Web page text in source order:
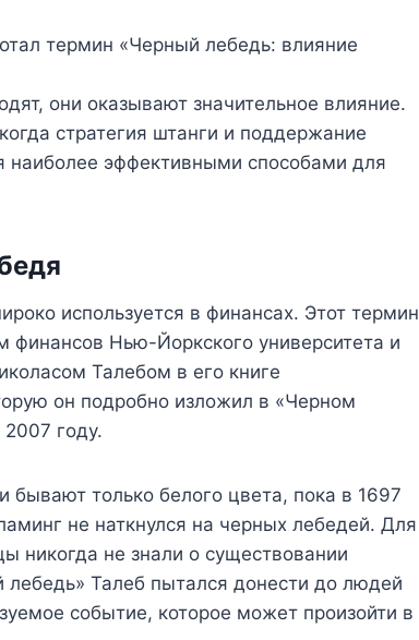
термин «Черный лебедь: влияние
они оказывают значительное влияние.
стратегия штанги и поддержание
наиболее эффективными способами для
используется в финансах. Этот термин
финансов Нью-Йоркского университета и
Талебом в его книге
он подробно изложил в «Черном
году.
только белого цвета, пока в 1697
не наткнулся на черных лебедей. Для
никогда не знали о существовании
Талеб пытался донести до людей
событие, которое может произойти в